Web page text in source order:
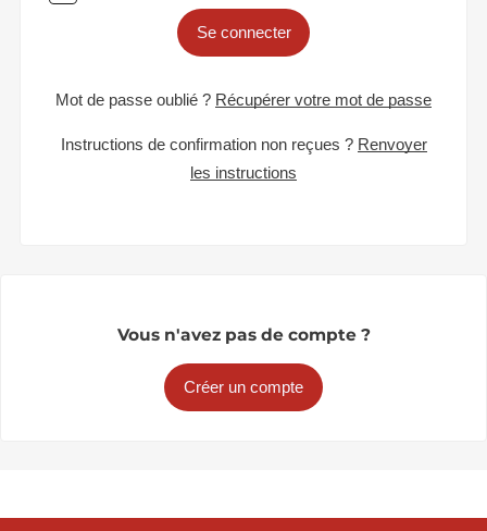
Se connecter
Mot de passe oublié ? Récupérer votre mot de passe
Instructions de confirmation non reçues ? Renvoyer
les instructions
Vous n'avez pas de compte ?
Créer un compte